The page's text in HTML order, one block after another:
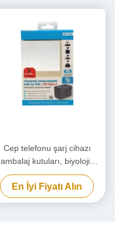
Cep telefonu şarj cihazı
ambalaj kutuları, biyolojik
olarak bozulabilir güç
bankası ambalaj kutuları
özel
En İyi Fiyatı Alın